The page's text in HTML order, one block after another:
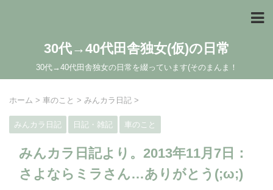
30代→40代田舎独女(仮)の日常
30代→40代田舎独女の日常を綴っています(そのまんま！
ホーム > 車のこと > みんカラ日記 >
みんカラ日記 日記・雑記 車のこと
みんカラ日記より。2013年11月7日：
さよならミラさん…ありがとう(;ω;)